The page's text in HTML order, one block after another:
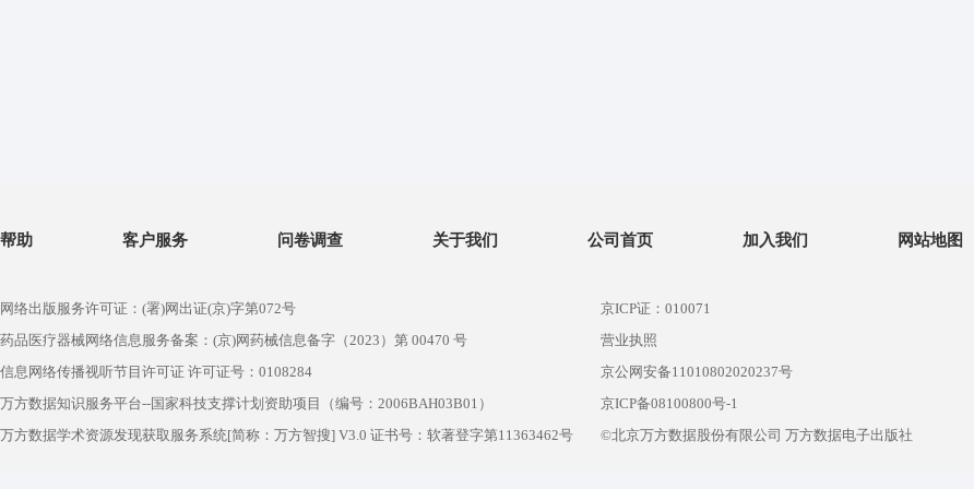
帮助 客户服务 问卷调查 关于我们 公司首页 加入我们 网站地图
网络出版服务许可证：(署)网出证(京)字第072号
药品医疗器械网络信息服务备案：(京)网药械信息备字（2023）第 00470 号
信息网络传播视听节目许可证 许可证号：0108284
万方数据知识服务平台--国家科技支撑计划资助项目（编号：2006BAH03B01）
万方数据学术资源发现获取服务系统[简称：万方智搜] V3.0 证书号：软著登字第11363462号
京ICP证：010071
营业执照
京公网安备11010802020237号
京ICP备08100800号-1
©北京万方数据股份有限公司 万方数据电子出版社